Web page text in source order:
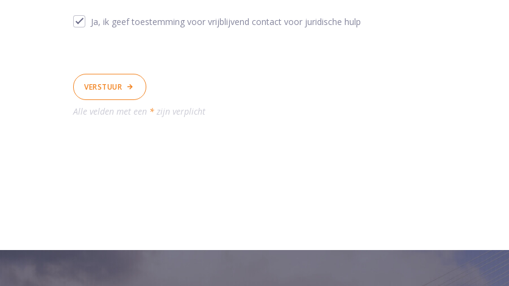
Ja, ik geef toestemming voor vrijblijvend contact voor juridische hulp
VERSTUUR
Alle velden met een * zijn verplicht